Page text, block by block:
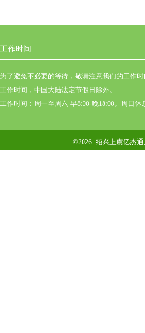
工作时间
为了避免不必要的等待，敬请注意我们的工作
工作时间，中国大陆法定节假日除外。
工作时间：周一至周六 早8:00-晚18:00。周日休
©2026 绍兴上虞亿杰